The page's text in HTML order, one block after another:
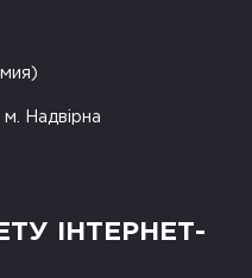
м. Надвірна
ІНТЕРНЕТ-